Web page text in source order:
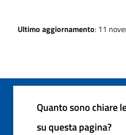
Ultimo aggiornamento: 11
Quanto sono chiare
su questa pagina?